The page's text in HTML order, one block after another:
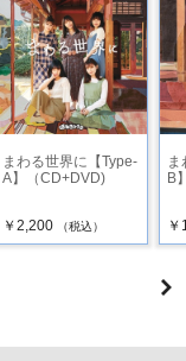
まわる世界に【Type-
A】（CD+DVD)
￥2,200 （税込）
ま
B